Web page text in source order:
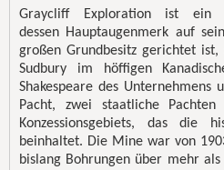
Graycliff Exploration ist ein
dessen Hauptaugenmerk auf
großen Grundbesitz gerichtet
Sudbury im höffigen
Shakespeare des
Pacht, zwei staatliche
Konzessionsgebiets, das die
beinhaltet. Die Mine war von
bislang Bohrungen über mehr